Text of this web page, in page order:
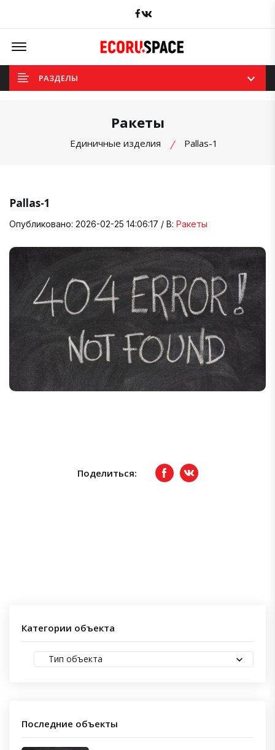
Facebook
Offcanvas Menu Open
РАЗДЕЛЫ
Ракеты
Единичные изделия Pallas-1
Pallas-1
Опубликовано: 2026-02-25 14:06:17 / В: Ракеты
Поделиться: FacebookвКонтакте
Категории объекта
Тип объекта
Последние объекты